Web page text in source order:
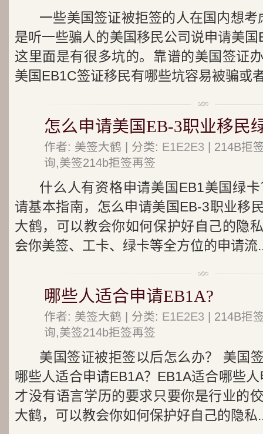
一些美国签证被拒签的人在国内想
是听一些骗人的美国移民公司说申请美
这里面是有很多坑的。靠谱的美国签证
美国EB1C签证移民有哪些坑容易被骗或
怎么申请美国EB-3职业移民
作者: 美签大鹤 | 分类: E1E2E3 | 214B拒
询,美签214b拒签再签
什么人有资格申请美国EB1美国绿
请基本指南，怎么申请美国EB-3职业移
大鹤，可以教会你如何保护好自己的隐
会你美签、工卡、绿卡等全方位的申请流
哪些人适合申请EB1A?
作者: 美签大鹤 | 分类: E1E2E3 | 214B拒
询,美签214b拒签再签
美国签证被拒签以后怎么办？ 美国
哪些人适合申请EB1A？EB1A适合哪些
才没有语言学历的要求只要你是行业的
大鹤，可以教会你如何保护好自己的隐私